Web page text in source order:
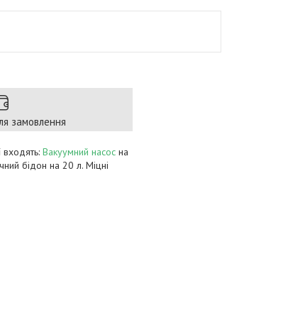
замовлення
Вакуумний насос на
бідон на 20 л. Міцні